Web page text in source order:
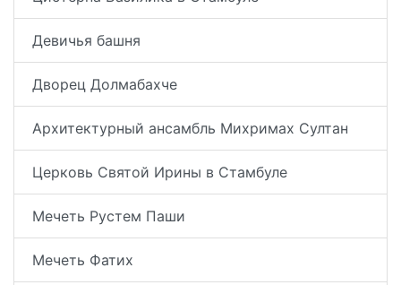
Девичья башня
Дворец Долмабахче
Архитектурный ансамбль Михримах Султан
Церковь Святой Ирины в Стамбуле
Мечеть Рустем Паши
Мечеть Фатих